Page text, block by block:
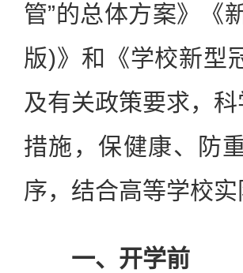
管”的总体方案》《
版)》和《学校新型
及有关政策要求，
措施，保健康、防
序，结合高等学校
一、开学前